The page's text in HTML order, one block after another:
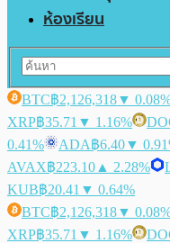
ห้องเรียน
BTC฿2,126,318▼
XRP฿35.71 ▼ 1.16%
0.41%
ADA฿6.40▼
AVAX฿223.10 ▲ 2.28%
KUB฿20.41 ▼ 0.64%
BTC฿2,126,318▼
XRP฿35.71 ▼ 1.16%